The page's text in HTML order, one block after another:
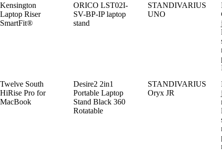
Kensington
Laptop Riser
SmartFit®
ORICO LST02I-
SV-BP-IP laptop
stand
STANDIVARIUS
UNO
Twelve South
HiRise Pro for
MacBook
Desire2 2in1
Portable Laptop
Stand Black 360
Rotatable
STANDIVARIUS
Oryx JR